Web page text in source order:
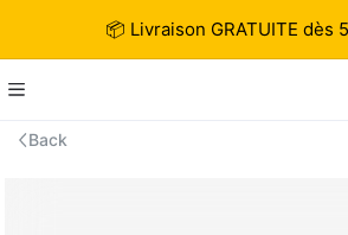
📦 Livraison GRATUITE dès
Back